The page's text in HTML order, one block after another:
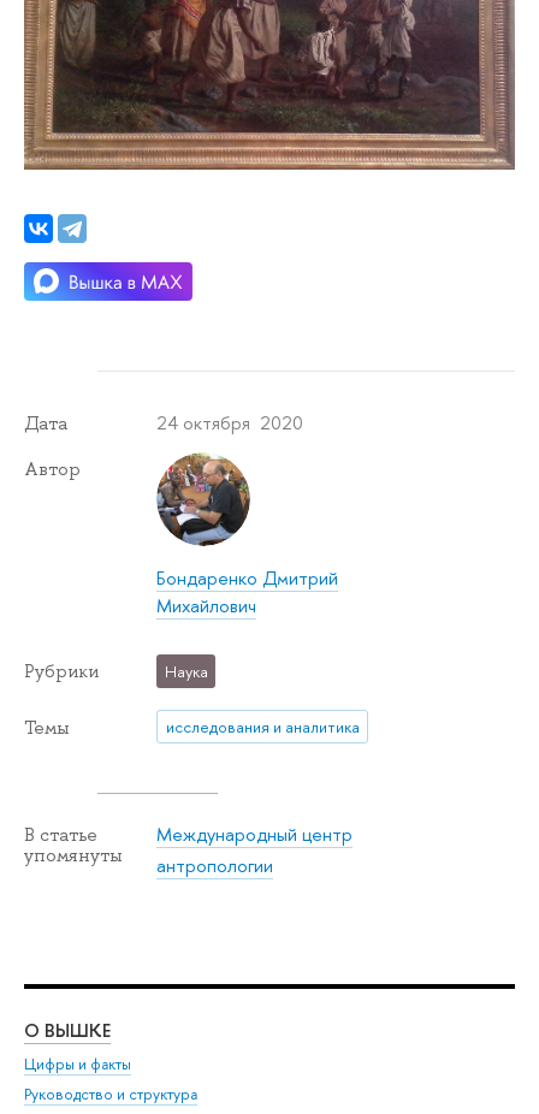
Дата 24 октября 2020
Автор
Бондаренко Дмитрий
Михайлович
Рубрики Наука
Темы исследования и аналитика
В статье
упомянуты
Международный центр
антропологии
О ВЫШКЕ
Цифры и факты
Руководство и структура